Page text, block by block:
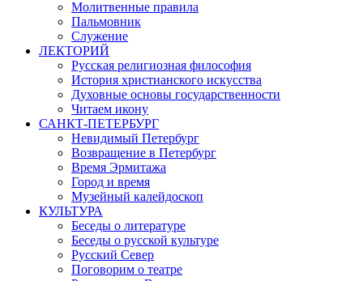
Молитвенные правила
Пальмовник
Служение
ЛЕКТОРИЙ
Русская религиозная философия
История христианского искусства
Духовные основы государственности
Читаем икону
САНКТ-ПЕТЕРБУРГ
Невидимый Петербург
Возвращение в Петербург
Время Эрмитажа
Город и время
Музейный калейдоскоп
КУЛЬТУРА
Беседы о литературе
Беседы о русской культуре
Русский Север
Поговорим о театре